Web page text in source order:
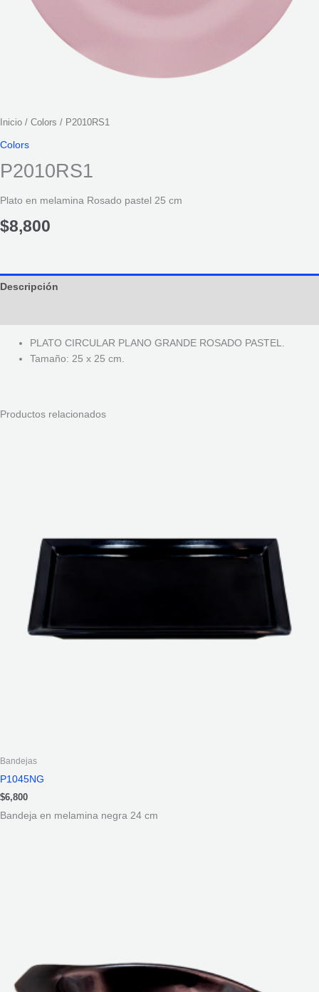
Inicio / Colors / P2010RS1
Colors
P2010RS1
Plato en melamina Rosado pastel 25 cm
$8,800
Descripción
PLATO CIRCULAR PLANO GRANDE ROSADO PASTEL.
Tamaño: 25 x 25 cm.
Productos relacionados
Bandejas
P1045NG
$6,800
Bandeja en melamina negra 24 cm